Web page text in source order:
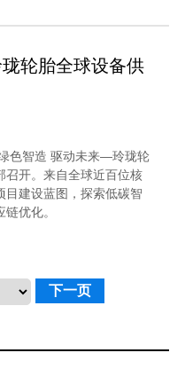
轮胎全球设备供
色智造 驱动未来—玲珑轮
召开。来自全球近百位核
目建设蓝图，探索低碳智
优化。
下一页